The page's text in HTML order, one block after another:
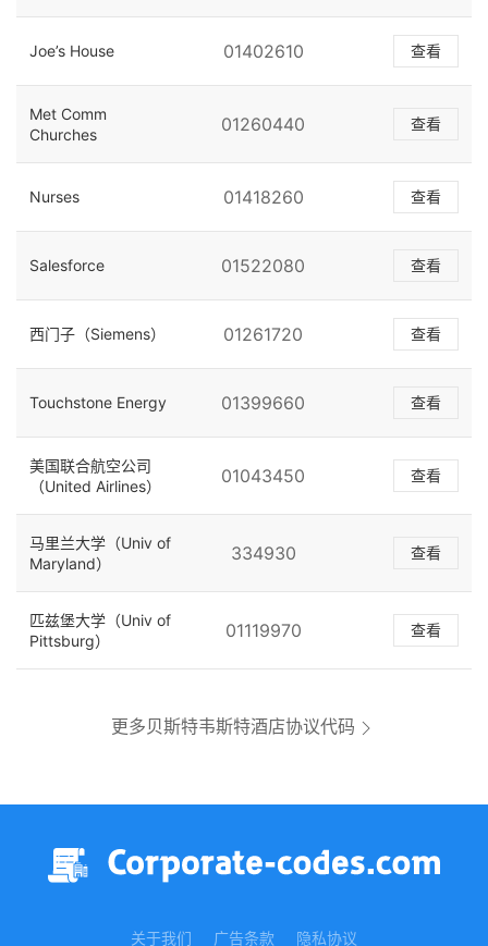
Joe’s House 01402610 查看
Met Comm
Churches
01260440 查看
Nurses 01418260 查看
Salesforce 01522080 查看
西门子（Siemens） 01261720 查看
Touchstone Energy 01399660 查看
美国联合航空公司
（United Airlines）
01043450 查看
马里兰大学（Univ of
Maryland）
334930 查看
匹兹堡大学（Univ of
Pittsburg）
01119970 查看
更多贝斯特韦斯特酒店协议代码
关于我们 广告条款 隐私协议